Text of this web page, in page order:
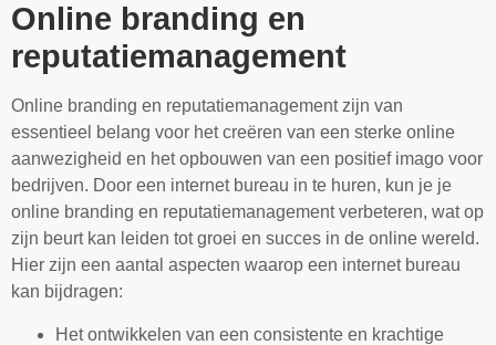
Online branding en
reputatiemanagement
Online branding en reputatiemanagement zijn van
essentieel belang voor het creëren van een sterke online
aanwezigheid en het opbouwen van een positief imago voor
bedrijven. Door een internet bureau in te huren, kun je je
online branding en reputatiemanagement verbeteren, wat op
zijn beurt kan leiden tot groei en succes in de online wereld.
Hier zijn een aantal aspecten waarop een internet bureau
kan bijdragen:
Het ontwikkelen van een consistente en krachtige